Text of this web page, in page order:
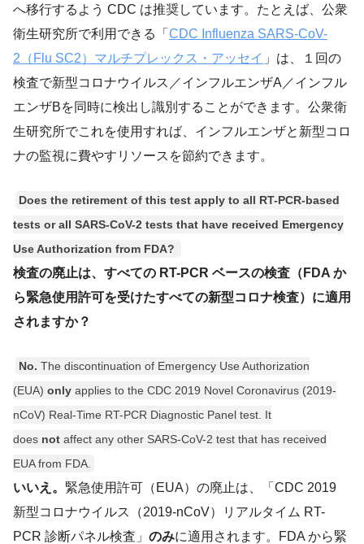
へ移行するよう CDC は推奨しています。たとえば、公衆
衛生研究所で利用できる「 CDC Influenza SARS-CoV-
2（Flu SC2）マルチプレックス・アッセイ 」は、１回の
検査で新型コロナウイルス／インフルエンザA／インフル
エンザBを同時に検出し識別することができます。公衆衛
生研究所でこれを使用すれば、インフルエンザと新型コロ
ナの監視に費やすリソースを節約できます。
Does the retirement of this test apply to all RT-PCR-based
tests or all SARS-CoV-2 tests that have received Emergency
Use Authorization from FDA?
検査の廃止は、すべての RT-PCR ベースの検査（FDA か
ら緊急使用許可を受けたすべての新型コロナ検査）に適用
されますか？
No. The discontinuation of Emergency Use Authorization
(EUA) only applies to the CDC 2019 Novel Coronavirus (2019-
nCoV) Real-Time RT-PCR Diagnostic Panel test. It
does not affect any other SARS-CoV-2 test that has received
EUA from FDA.
いいえ。 緊急使用許可（EUA）の廃止は、「CDC 2019
新型コロナウイルス（2019-nCoV）リアルタイム RT-
PCR 診断パネル検査」 のみに適用されます。FDA から緊